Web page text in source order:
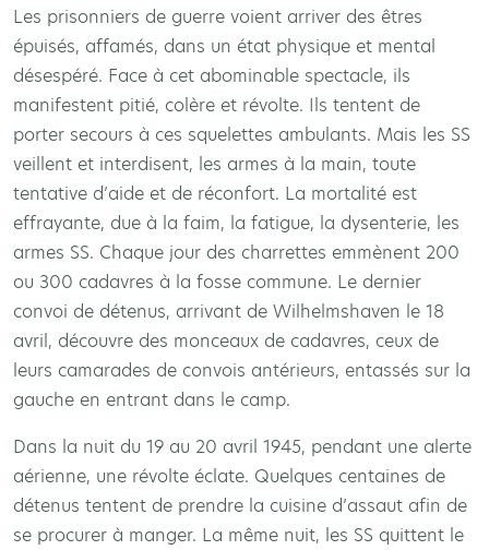
Les prisonniers de guerre voient arriver des êtres
épuisés, affamés, dans un état physique et mental
désespéré. Face à cet abominable spectacle, ils
manifestent pitié, colère et révolte. Ils tentent de
porter secours à ces squelettes ambulants. Mais les SS
veillent et interdisent, les armes à la main, toute
tentative d’aide et de réconfort. La mortalité est
effrayante, due à la faim, la fatigue, la dysenterie, les
armes SS. Chaque jour des charrettes emmènent 200
ou 300 cadavres à la fosse commune. Le dernier
convoi de détenus, arrivant de Wilhelmshaven le 18
avril, découvre des monceaux de cadavres, ceux de
leurs camarades de convois antérieurs, entassés sur la
gauche en entrant dans le camp.
Dans la nuit du 19 au 20 avril 1945, pendant une alerte
aérienne, une révolte éclate. Quelques centaines de
détenus tentent de prendre la cuisine d’assaut afin de
se procurer à manger. La même nuit, les SS quittent le